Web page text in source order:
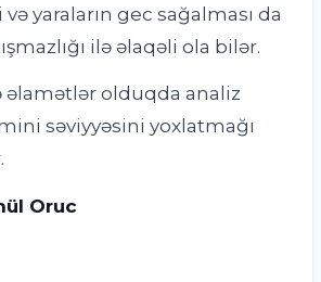
yaraların gec sağalması da
ilə əlaqəli ola bilər.
əlamətlər olduqda analiz
səviyyəsini yoxlatmağı
Oruc